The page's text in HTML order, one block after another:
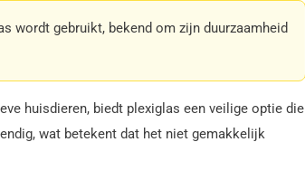
wordt gebruikt, bekend om zijn duurzaamheid
huisdieren, biedt plexiglas een veilige optie die
wat betekent dat het niet gemakkelijk